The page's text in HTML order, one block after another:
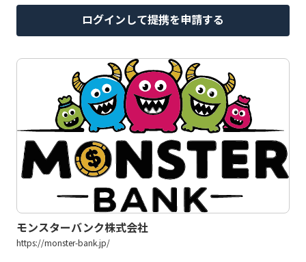
ログインして提携を申請する
モンスターバンク株式会社
https://monster-bank.jp/